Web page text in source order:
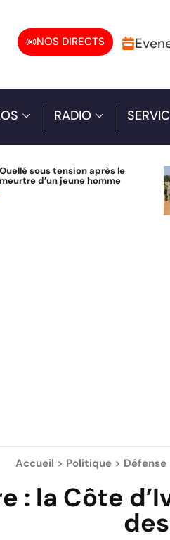
NOS DIRECTS
RADIO
Ouellé sous tension après le
meurtre d’un jeune homme
Accueil > Politique> Défense
: la Côte